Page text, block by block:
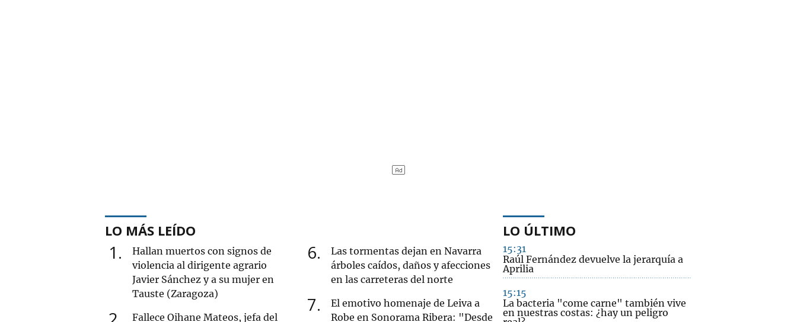
LO MÁS LEÍDO
1
Hallan muertos con signos de
violencia al dirigente agrario
Javier Sánchez y a su mujer en
Tauste (Zaragoza)
Fallece Oihane Mateos, jefa del
6
Las tormentas dejan en Navarra
árboles caídos, daños y afecciones
en las carreteras del norte
7
El emotivo homenaje de Leiva a
Robe en Sonorama Ribera: "Desde
LO ÚLTIMO
15:31
Raúl Fernández devuelve la jerarquía a
Aprilia
15:15
La bacteria "come carne" también vive
en nuestras costas: ¿hay un peligro